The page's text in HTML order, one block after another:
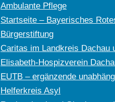
Ambulante Pflege
Startseite – Bayerisches
Bürgerstiftung
Caritas im Landkreis Dachau
Elisabeth-Hospizverein
EUTB – ergänzende
Helferkreis Asyl